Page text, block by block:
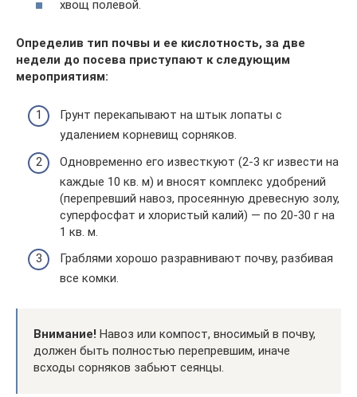
хвощ полевой.
Определив тип почвы и ее кислотность, за две
недели до посева приступают к следующим
мероприятиям:
Грунт перекапывают на штык лопаты с
удалением корневищ сорняков.
Одновременно его известкуют (2-3 кг извести на
каждые 10 кв. м) и вносят комплекс удобрений
(перепревший навоз, просеянную древесную золу,
суперфосфат и хлористый калий) — по 20-30 г на
1 кв. м.
Граблями хорошо разравнивают почву, разбивая
все комки.
Внимание! Навоз или компост, вносимый в почву,
должен быть полностью перепревшим, иначе
всходы сорняков забьют сеянцы.